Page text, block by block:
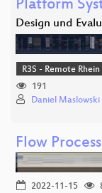
Platform
Design und
R3S - Remote
191
Daniel Maslowski
Flow
2022-11-15